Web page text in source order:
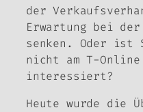
der
Erwartung bei der
senken. Oder ist
nicht am T-
interessiert?
Heute wurde die